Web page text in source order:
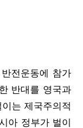
반전운동에 참가
반대를 영국과
는 제국주의적
아 정부가 벌이